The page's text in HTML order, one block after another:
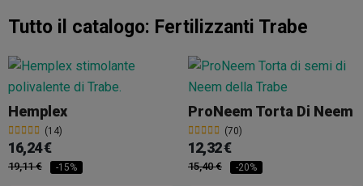
Tutto il catalogo: Fertilizzanti Trabe
Hemplex
(14)
16,24 €
19,11 € -15%
ProNeem Torta Di Neem
(70)
12,32 €
15,40 € -20%